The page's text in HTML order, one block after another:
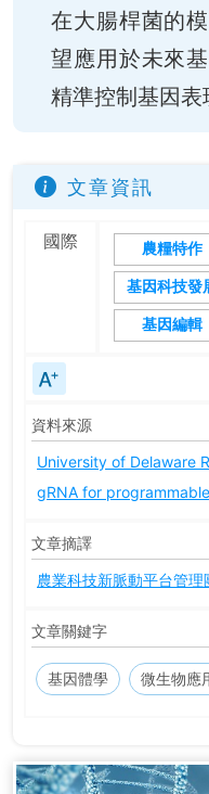
在大腸桿菌的
望應用於未來
精準控制基因表
文章資訊
國際 農糧特作
基因科技發
基因編輯
資料來源
University of Delaware
gRNA for
文章摘譯
農業科技新脈動平台管理
文章關鍵字
基因體學 微生物應